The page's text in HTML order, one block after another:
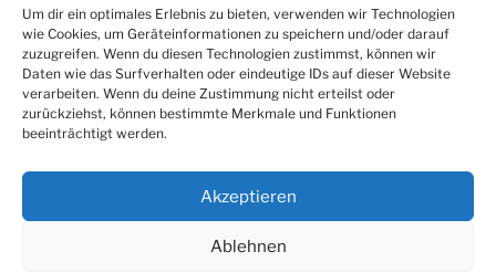
Um dir ein optimales Erlebnis zu bieten, verwenden wir Technologien
wie Cookies, um Geräteinformationen zu speichern und/oder darauf
zuzugreifen. Wenn du diesen Technologien zustimmst, können wir
Daten wie das Surfverhalten oder eindeutige IDs auf dieser Website
verarbeiten. Wenn du deine Zustimmung nicht erteilst oder
zurückziehst, können bestimmte Merkmale und Funktionen
beeinträchtigt werden.
Akzeptieren
Ablehnen
Instagram